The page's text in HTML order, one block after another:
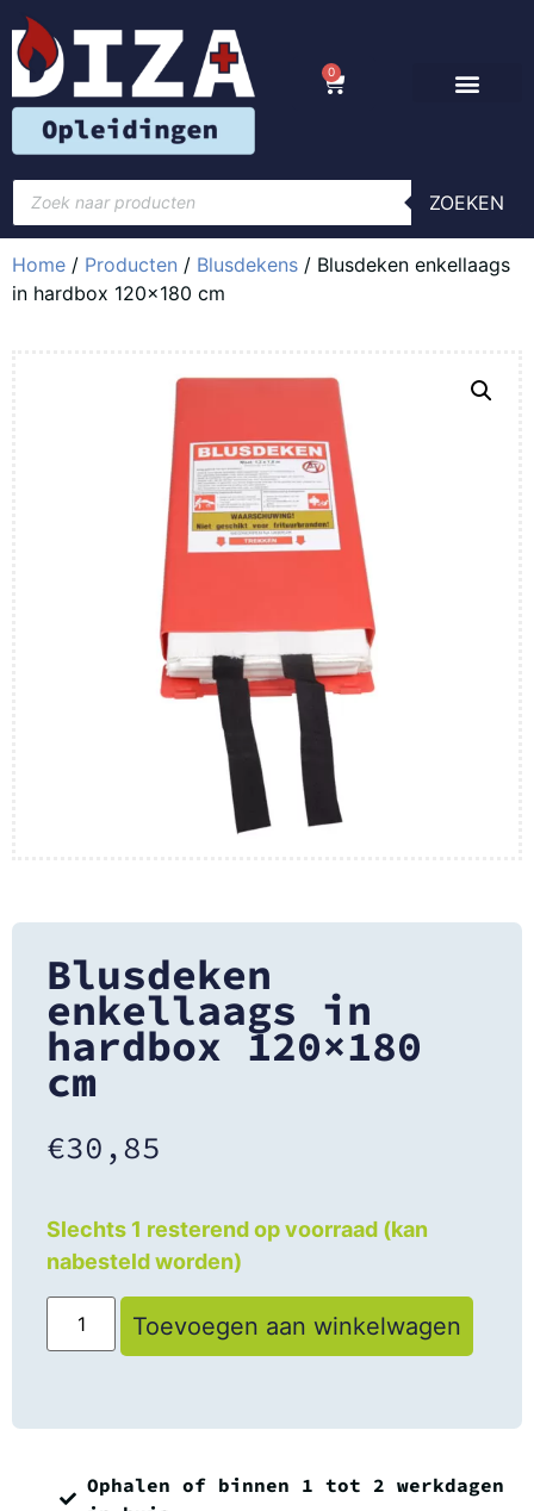
0
ZOEKEN
Home / Producten / Blusdekens / Blusdeken enkellaags
in hardbox 120×180 cm
Blusdeken
enkellaags in
hardbox 120×180
cm
€30,85
Slechts 1 resterend op voorraad (kan
nabesteld worden)
Toevoegen aan winkelwagen
Ophalen of binnen 1 tot 2 werkdagen